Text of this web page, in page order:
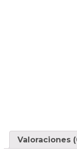
Valoraciones